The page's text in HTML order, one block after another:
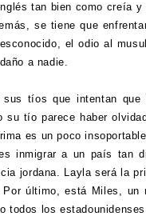
tan bien como creía
se tiene que
el odio al
a nadie.
sus tíos que intentan
tío parece haber
es un poco
inmigrar a un país tan
jordana. Layla será la
último, está Miles, un
todos los